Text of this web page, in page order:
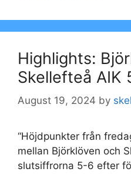
Highlights:
Skellefteå AIK
August 19, 2024 by
“Höjdpunkter från
mellan Björklöven och
slutsiffrorna 5-6 efter